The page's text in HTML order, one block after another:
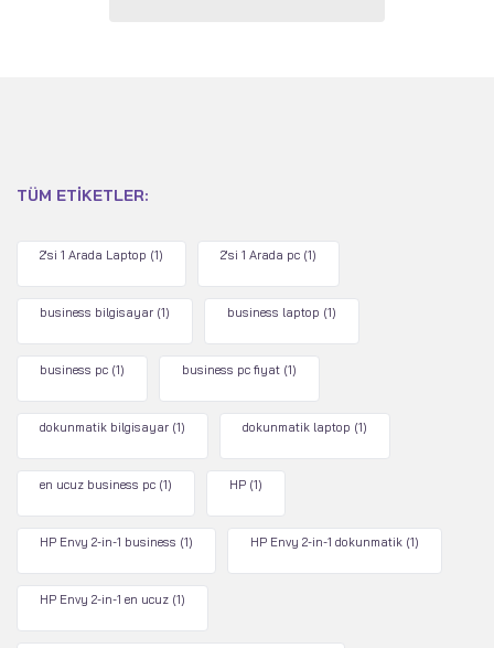
TÜM ETIKETLER:
2'si 1 Arada Laptop (1) 2'si 1 Arada pc (1)
business bilgisayar (1) business laptop (1)
business pc (1) business pc fiyat (1)
dokunmatik bilgisayar (1) dokunmatik laptop (1)
en ucuz business pc (1) HP (1)
HP Envy 2-in-1 business (1) HP Envy 2-in-1 dokunmatik (1)
HP Envy 2-in-1 en ucuz (1)